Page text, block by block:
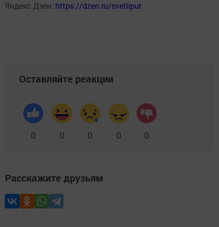
Яндекс Дзен: https://dzen.ru/svetliput
Оставляйте реакции
0 0 0 0 0
Расскажите друзьям